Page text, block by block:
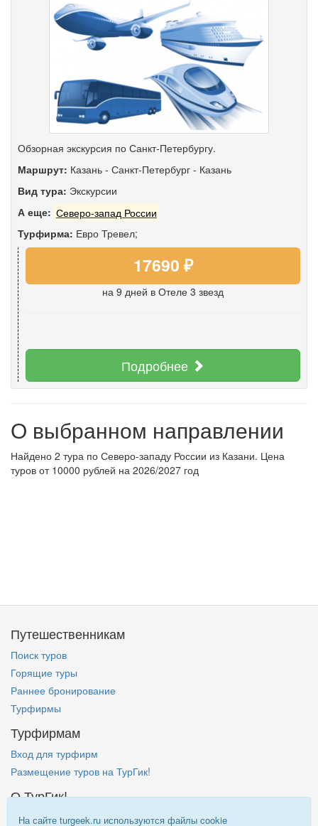
Обзорная экскурсия по Санкт-Петербургу.
Маршрут: Казань - Санкт-Петербург - Казань
Вид тура: Экскурсии
А еще: Северо-запад России
Турфирма: Евро Тревел;
17690 ₽
на 9 дней в Отеле 3 звезд
Подробнее
О выбранном направлении
Найдено 2 тура по Северо-западу России из Казани. Цена
туров от 10000 рублей на 2026/2027 год
На сайте turgeek.ru используются файлы cookie
Путешественникам
Поиск туров
Горящие туры
Раннее бронирование
Турфирмы
Турфирмам
Вход для турфирм
Размещение туров на ТурГик!
О ТурГик!
Кто такой ТурГик?